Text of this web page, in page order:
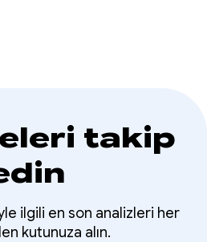
takip
ilgili en son analizleri her
kutunuza alın.